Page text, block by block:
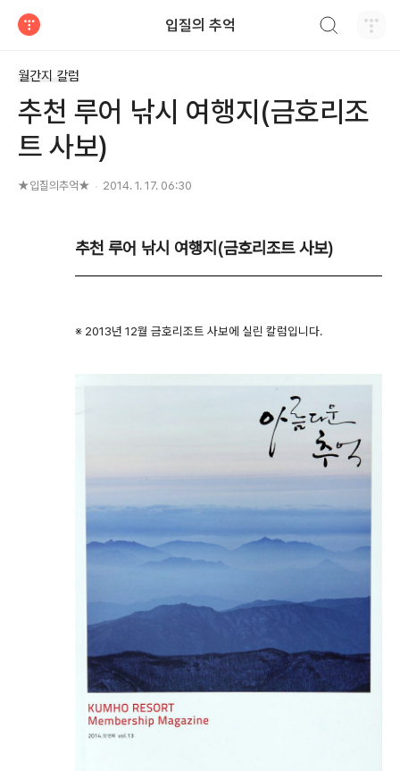
입질의 추억
월간지 칼럼
추천 루어 낚시 여행지(금호리조
트 사보)
★입질의추억★ 2014. 1. 17. 06:30
추천 루어 낚시 여행지(금호리조트 사보)
※ 2013년 12월 금호리조트 사보에 실린 칼럼입니다.